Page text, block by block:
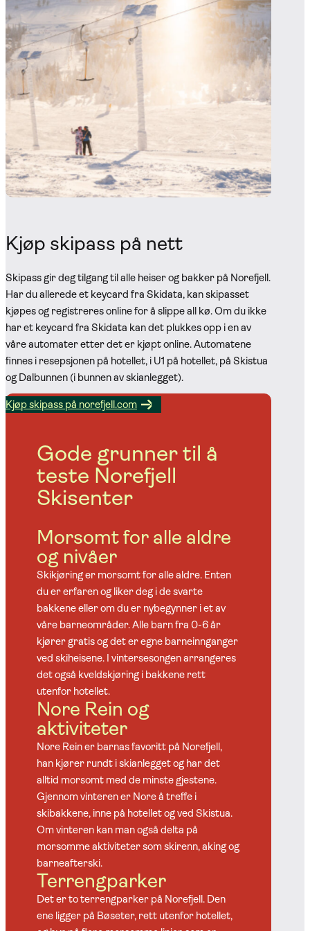
Kjøp skipass på nett
Skipass gir deg tilgang til alle heiser og bakker på Norefjell.
Har du allerede et keycard fra Skidata, kan skipasset
kjøpes og registreres online for å slippe all kø. Om du ikke
har et keycard fra Skidata kan det plukkes opp i en av
våre automater etter det er kjøpt online. Automatene
finnes i resepsjonen på hotellet, i U1 på hotellet, på Skistua
og Dalbunnen (i bunnen av skianlegget).
Kjøp skipass på norefjell.com
Gode grunner til å
teste Norefjell
Skisenter
Morsomt for alle aldre
og nivåer
Skikjøring er morsomt for alle aldre. Enten
du er erfaren og liker deg i de svarte
bakkene eller om du er nybegynner i et av
våre barneområder. Alle barn fra 0-6 år
kjører gratis og det er egne barneinnganger
ved skiheisene. I vintersesongen arrangeres
det også kveldskjøring i bakkene rett
utenfor hotellet.
Nore Rein og
aktiviteter
Nore Rein er barnas favoritt på Norefjell,
han kjører rundt i skianlegget og har det
alltid morsomt med de minste gjestene.
Gjennom vinteren er Nore å treffe i
skibakkene, inne på hotellet og ved Skistua.
Om vinteren kan man også delta på
morsomme aktiviteter som skirenn, aking og
barneafterski.
Terrengparker
Det er to terrengparker på Norefjell. Den
ene ligger på Bøseter, rett utenfor hotellet,